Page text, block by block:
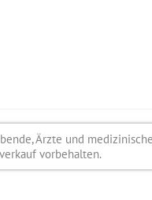
Ärzte und
vorbehalten.